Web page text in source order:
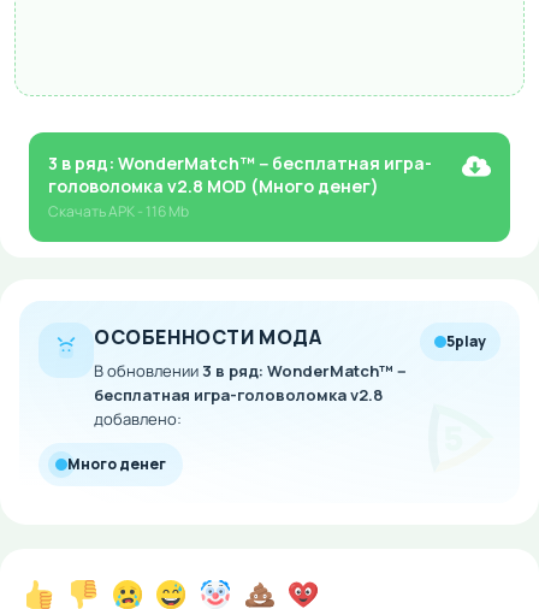
3 в ряд: WonderMatch™－бесплатная игра-
головоломка v2.8 MOD (Много денег)
СкачатьAPK- 116 Mb
ОСОБЕННОСТИ МОДА
В обновлении 3 в ряд: WonderMatch™－
бесплатная игра-головоломка v2.8
добавлено:
5play
Много денег